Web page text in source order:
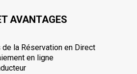
AVANTAGES
de la Réservation en Direct
en ligne